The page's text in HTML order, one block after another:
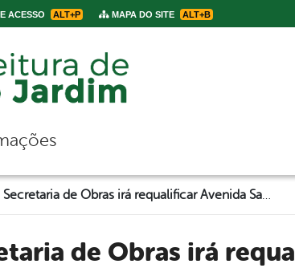
ACESSO ALT+P MAPA DO SITE ALT+B
de Obras irá